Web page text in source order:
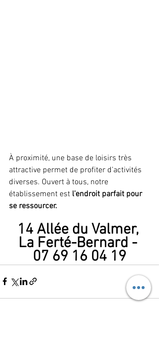
À proximité, une base de loisirs très
attractive permet de profiter d’activités
diverses. Ouvert à tous, notre
établissement est l’endroit parfait pour
se ressourcer.
14 Allée du Valmer,
La Ferté-Bernard -
07 69 16 04 19